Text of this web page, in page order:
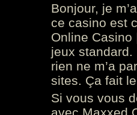
Bonjour, je
ce casino est
Online
jeux standard.
rien ne m’a
sites. Ça fait
Si vous vous